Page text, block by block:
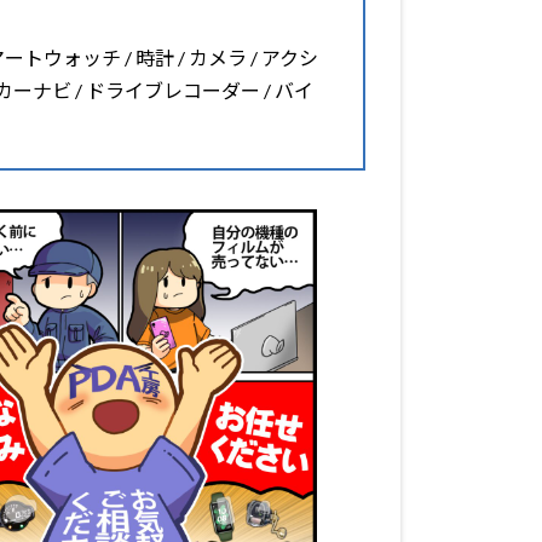
トウォッチ / 時計 / カメラ / アクシ
ーナビ / ドライブレコーダー / バイ